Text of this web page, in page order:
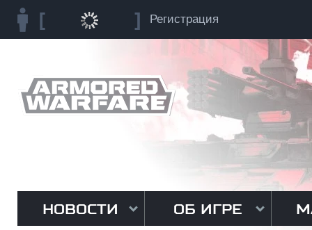
Регистрация
НОВОСТИ ОБ ИГРЕ